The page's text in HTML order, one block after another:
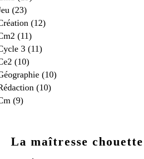
(23)
(12)
(11)
3 (11)
(10)
(10)
(10)
(9)
La maîtresse chouette